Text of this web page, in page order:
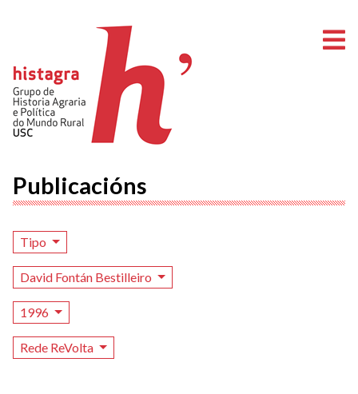
Publicacións
Tipo
David Fontán Bestilleiro
1996
Rede ReVolta